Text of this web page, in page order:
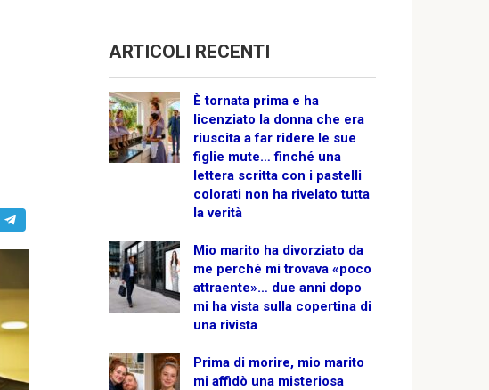
ARTICOLI RECENTI
È tornata prima e ha
licenziato la donna che era
riuscita a far ridere le sue
figlie mute… finché una
lettera scritta con i pastelli
colorati non ha rivelato tutta
la verità
Mio marito ha divorziato da
me perché mi trovava «poco
attraente»… due anni dopo
mi ha vista sulla copertina di
una rivista
Prima di morire, mio marito
mi affidò una misteriosa